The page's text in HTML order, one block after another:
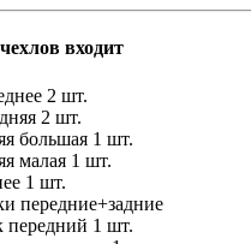
входит
2 шт.
2 шт.
большая 1 шт.
малая 1 шт.
1 шт.
передние+задние
передний 1 шт.